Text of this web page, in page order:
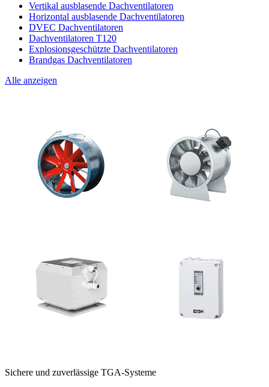
Vertikal ausblasende Dachventilatoren
Horizontal ausblasende Dachventilatoren
DVEC Dachventilatoren
Dachventilatoren T120
Explosionsgeschützte Dachventilatoren
Brandgas Dachventilatoren
Alle anzeigen
Sichere und zuverlässige TGA-Systeme